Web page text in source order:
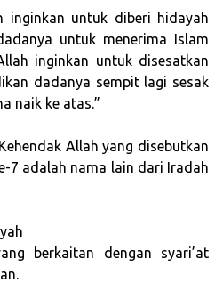
inginkan untuk diberi hidayah
untuk menerima Islam
inginkan untuk disesatkan
dadanya sempit lagi sesak
naik ke atas.”
Allah yang disebutkan
7 adalah nama lain dari Iradah
berkaitan dengan syari’at